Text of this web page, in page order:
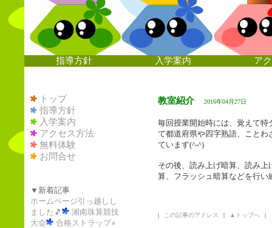
指導方針 入学案内 ア
トップ
指導方針
入学案内
アクセス方法
無料体験
お問合せ
▼新着記事
ホームページ引っ越しし
ました🎵
湘南珠算競技
大会
合格ストラップ⭐︎
教室紹介 2016年04月27日
毎回授業開始時には、覚えて特
て都道府県や四字熟語、ことわ
ています(^-^)
その後、読み上げ暗算、読み上
算、フラッシュ暗算などを行い
| この記事のアドレス | ▲トップへ |